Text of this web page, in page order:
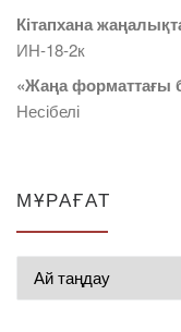
Кітапхана
ИН-18-2к
«Жаңа форматтағы
Несібелі
МҰРАҒАТ